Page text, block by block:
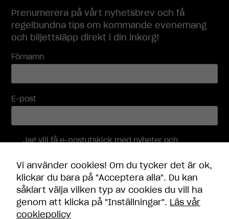
Prenumerera på vårt nyhetsbrev och få
regelbundna tips om kommande evenemang
och biljettsläpp direkt i din inkorg!
Förnamn
E-post
Jag vill få e-postutskick med nyheter och
personuppgifter behandlas i enlighet med
integritetspolicyn.
Skicka
Vi använder cookies! Om du tycker det är ok,
klickar du bara på "Acceptera alla". Du kan
såklart välja vilken typ av cookies du vill ha
genom att klicka på "Inställningar". Läs vår
cookiepolicy
taget ska
fungera.
För att vi ska
förbättra
funktionalitet
uppbyggnad,
baserat på
hur
används.
Upplevelse